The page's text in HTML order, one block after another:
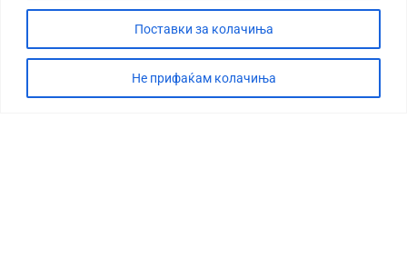
Поставки за колачиња
Не прифаќам колачиња